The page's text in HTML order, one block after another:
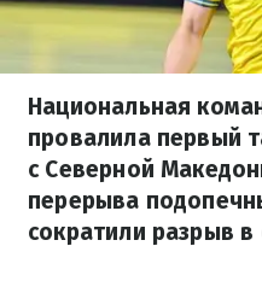
Национальная
провалила первый
с Северной
перерыва
сократили разрыв в